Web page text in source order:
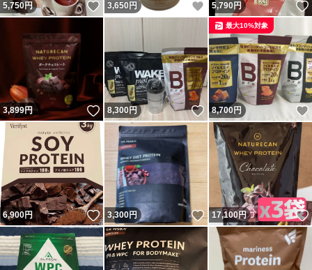
5,750円 いいね！
3,650 円 いいね！
5,790円
3,899円 いいね！
8,300円 いいね！
8,700円
最大10%対象
6,900円 いいね！
3,300円 いいね！
17,100円